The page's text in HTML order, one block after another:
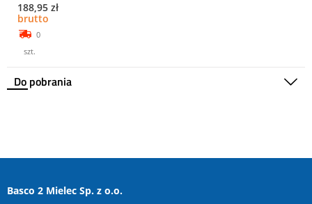
188,95 zł
brutto
0
szt.
Do pobrania
Basco 2 Mielec Sp. z o.o.